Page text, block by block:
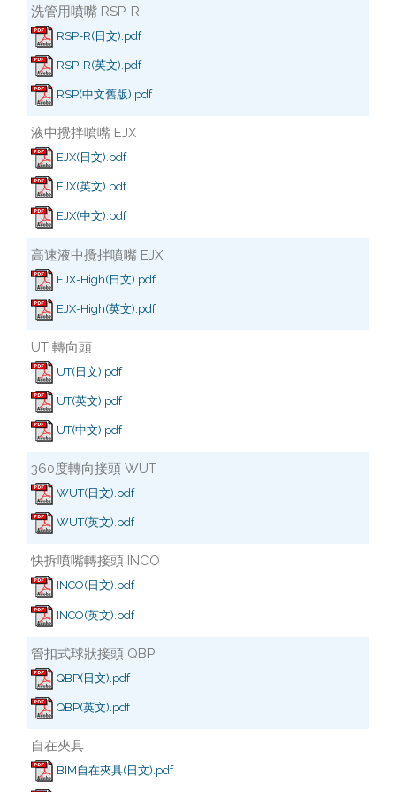
洗管用噴嘴 RSP-R
RSP-R(日文).pdf
RSP-R(英文).pdf
RSP(中文舊版).pdf
液中攪拌噴嘴 EJX
EJX(日文).pdf
EJX(英文).pdf
EJX(中文).pdf
高速液中攪拌噴嘴 EJX
EJX-High(日文).pdf
EJX-High(英文).pdf
UT 轉向頭
UT(日文).pdf
UT(英文).pdf
UT(中文).pdf
360度轉向接頭 WUT
WUT(日文).pdf
WUT(英文).pdf
快拆噴嘴轉接頭 INCO
INCO(日文).pdf
INCO(英文).pdf
管扣式球狀接頭 QBP
QBP(日文).pdf
QBP(英文).pdf
自在夾具
BIM自在夾具(日文).pdf